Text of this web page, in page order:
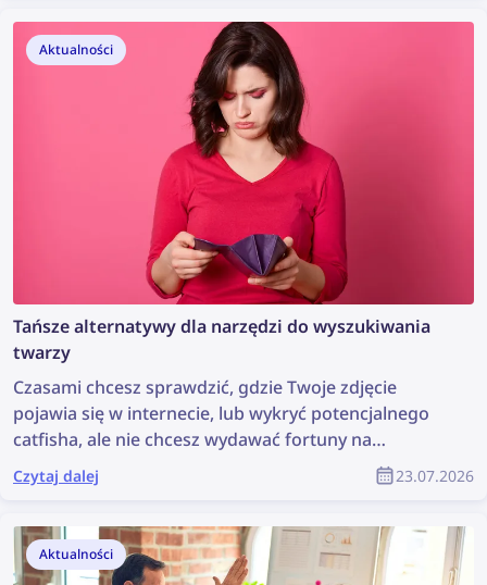
treści DMCA ze stron internetowych, na których
znaleziono obrazy. Czytaj dalej, aby dowiedzieć się,
jak usunąć swoje zdjęcia z dowolnej strony
internetowej z pomocą Asystenta DMCA na lenso.ai.
Aktualności
Tańsze alternatywy dla narzędzi do wyszukiwania
twarzy
Czasami chcesz sprawdzić, gdzie Twoje zdjęcie
pojawia się w internecie, lub wykryć potencjalnego
catfisha, ale nie chcesz wydawać fortuny na
narzędzie do wyszukiwania twarzy. Poznaj kilka
tańszych alternatyw, które nadal są skuteczne.
Czytaj dalej 23.07.2026
Aktualności